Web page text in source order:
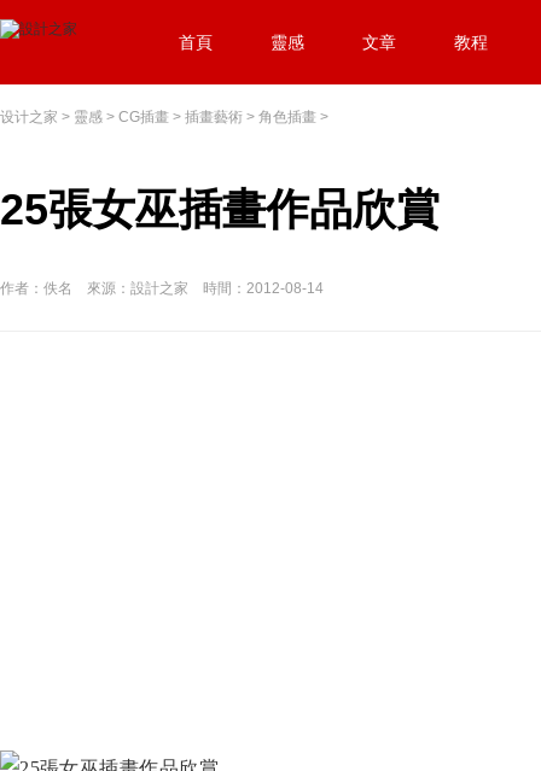
首頁 靈感 文章 教程
设计之家 > 靈感 > CG插畫 > 插畫藝術 > 角色插畫 >
25張女巫插畫作品欣賞
作者：佚名 來源：設計之家 時間：2012-08-14